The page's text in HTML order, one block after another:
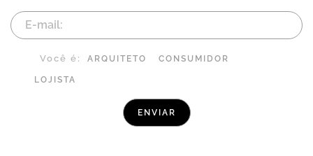
Você é: ARQUITETO CONSUMIDOR
LOJISTA